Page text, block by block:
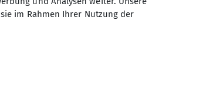
Dann seid ihr
um gemeinsam
geben den
im Rahmen Ihrer Nutzung der